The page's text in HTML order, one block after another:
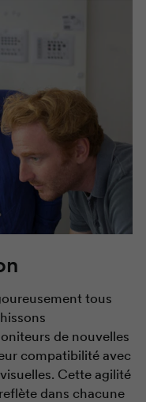
tous
de nouvelles
compatibilité avec
Cette agilité
dans chacune